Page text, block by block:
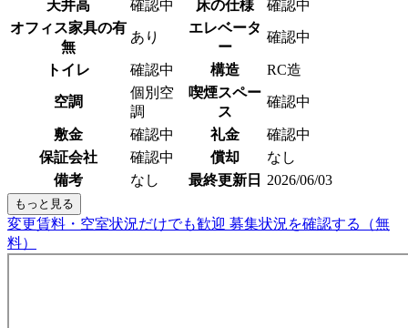
天井高 確認中 床の仕様
確認中
オフィス家具の有
無
あり
エレベータ
ー
確認中
トイレ 確認中 構造 RC造
空調
個別空
調
喫煙スペー
ス
確認中
敷金 確認中 礼金
確認中
保証会社
確認中 償却
なし
備考
なし 最終更新日 2026/06/03
もっと見る
変更賃料・空室状況だけでも歓迎 募集状況を確認する（無
料）